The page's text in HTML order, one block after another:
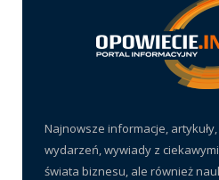
Najnowsze informacje,
wydarzeń, wywiady z
świata biznesu, ale również